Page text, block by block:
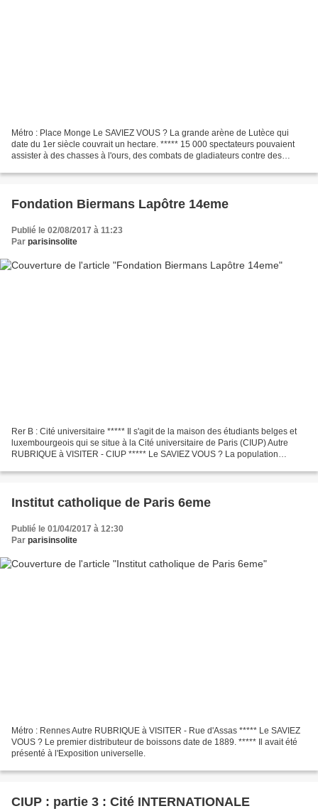
Métro : Place Monge Le SAVIEZ VOUS ? La grande arène de Lutèce qui
date du 1er siècle couvrait un hectare. ***** 15 000 spectateurs pouvaient
assister à des chasses à l'ours, des combats de gladiateurs contre des
Fondation Biermans Lapôtre 14eme
Publié le 02/08/2017 à 11:23
Par parisinsolite
Rer B : Cité universitaire ***** Il s'agit de la maison des étudiants belges et
luxembourgeois qui se situe à la Cité universitaire de Paris (CIUP) Autre
RUBRIQUE à VISITER - CIUP ***** Le SAVIEZ VOUS ? La population
Institut catholique de Paris 6eme
Publié le 01/04/2017 à 12:30
Par parisinsolite
Métro : Rennes Autre RUBRIQUE à VISITER - Rue d'Assas ***** Le SAVIEZ
VOUS ? Le premier distributeur de boissons date de 1889. ***** Il avait été
présenté à l'Exposition universelle.
CIUP : partie 3 : Cité INTERNATIONALE